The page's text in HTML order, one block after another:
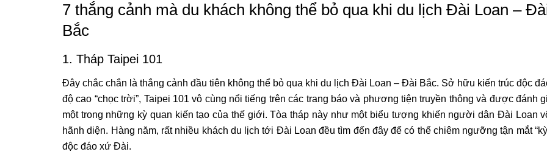
7 thắng cảnh mà du khách không thể bỏ qua khi du lịch Đài Loan –
Bắc
1. Tháp Taipei 101
Đây chắc chắn là thắng cảnh đầu tiên không thể bỏ qua khi du lịch Đài Loan – Đài Bắc. Sở hữu kiến trúc độc
độ cao “chọc trời”, Taipei 101 vô cùng nổi tiếng trên các trang báo và phương tiện truyền thông và được đánh
một trong những kỳ quan kiến tạo của thế giới. Tòa tháp này như một biểu tượng khiến người dân Đài Loan
hãnh diện. Hàng năm, rất nhiều khách du lịch tới Đài Loan đều tìm đến đây để có thể chiêm ngưỡng tận mắt
độc đáo xứ Đài.